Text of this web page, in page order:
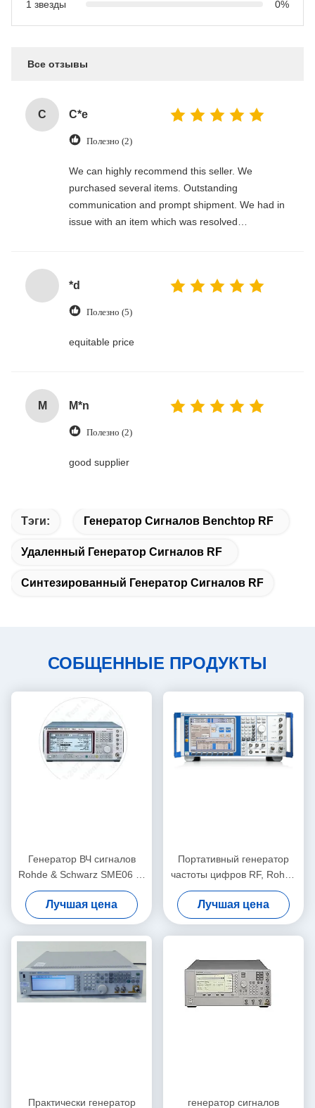
1 звезды 0%
Все отзывы
C C*e
Полезно (2)
We can highly recommend this seller. We
purchased several items. Outstanding
communication and prompt shipment. We had in
issue with an item which was resolved
*d
Полезно (5)
equitable price
M M*n
Полезно (2)
good supplier
Тэги: Генератор Сигналов Benchtop RF
Удаленный Генератор Сигналов RF
Синтезированный Генератор Сигналов RF
СОБЩЕННЫЕ ПРОДУКТЫ
Генератор ВЧ сигналов
Rohde & Schwarz SME06 от
5 кГц до 6 ГГц в
настольном исполнении с
цифровой модуляцией
Лучшая цена
Портативный генератор
частоты цифров RF, Rohde
и Schwarz SMU200A
Лучшая цена
Практически генератор
генератор сигналов